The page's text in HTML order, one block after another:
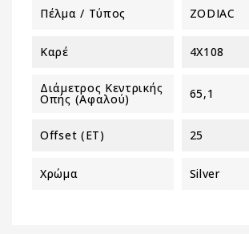
Πέλμα / Τύπος ZODIAC
Καρέ 4X108
Διάμετρος Κεντρικής
Οπής (αφαλού) 65,1
Offset (ET) 25
Χρώμα Silver